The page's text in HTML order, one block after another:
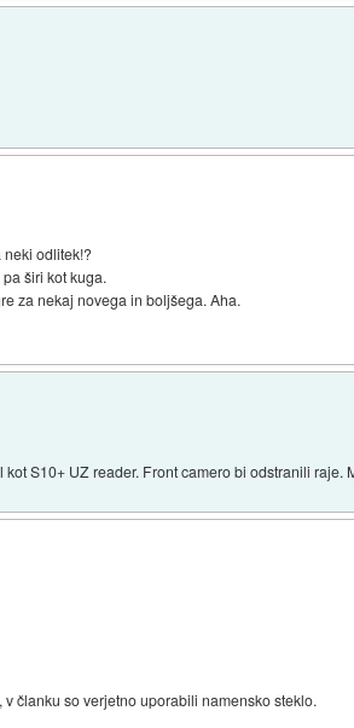
odlitek!?
širi kot kuga.
za nekaj novega in boljšega. Aha.
S10+ UZ reader. Front camero bi odstranili raje.
članku so verjetno uporabili namensko steklo.